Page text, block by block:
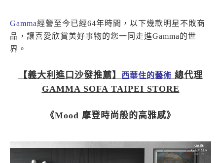
Gamma經營至今已經64年時間，以下幾款明星不敗商
品，讓喜愛欣賞美好事物的您一同走進Gamma的世
界。
【義大利進口沙發推薦】 西華住的藝術 總代理
GAMMA SOFA TAIPEI STORE
《Mood 摩登時尚般的高雅感》